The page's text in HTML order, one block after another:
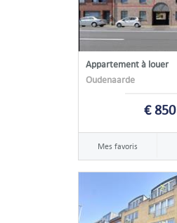
Appartement à louer
Oudenaarde
€ 850
Mes favoris